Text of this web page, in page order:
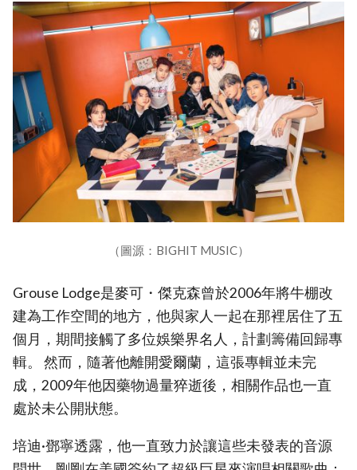
（圖源：BIGHIT MUSIC）
Grouse Lodge是麥可・傑克森曾於2006年將牛棚改
建為工作空間的地方，他與家人一起在那裡居住了五
個月，期間接觸了多位娛樂界名人，計劃籌備回歸專
輯。 然而，隨著他離開愛爾蘭，這張專輯並未完
成，2009年他因藥物過量猝逝後，相關作品也一直
處於未公開狀態。
培迪·鄧寧透露，他一直致力於讓這些未發表的音源